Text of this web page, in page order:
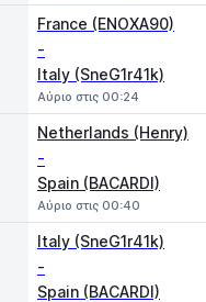
France (ENOXA90)
-
Italy (SneG1r41k)
Αύριο στις 00:24
Netherlands (Henry)
-
Spain (BACARDI)
Αύριο στις 00:40
Italy (SneG1r41k)
-
Spain (BACARDI)